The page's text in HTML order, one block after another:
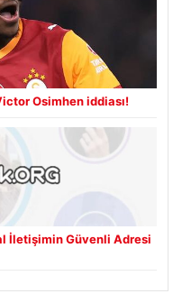
Osimhen iddiası!
İletişimin Güvenli Adresi